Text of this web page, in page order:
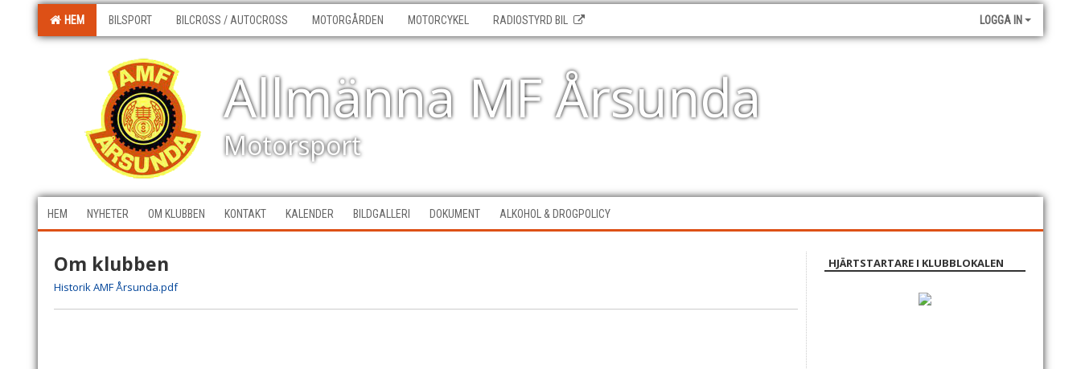
HEM BILSPORT BILCROSS / AUTOCROSS MOTORGÅRDEN MOTORCYKEL RADIOSTYRD BIL LOGGA IN
Allmänna MF Årsunda
Motorsport
HEM NYHETER OM KLUBBEN KONTAKT KALENDER BILDGALLERI DOKUMENT ALKOHOL & DROGPOLICY
Om klubben
Historik AMF Årsunda.pdf
HJÄRTSTARTARE I KLUBBLOKALEN